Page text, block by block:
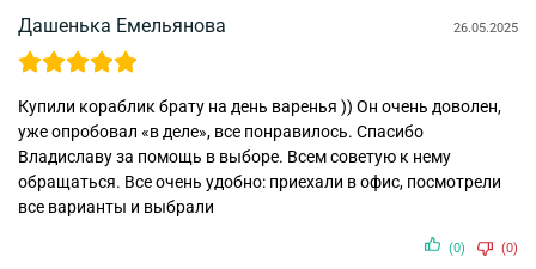
Дашенька Емельянова 26.05.2025
Купили кораблик брату на день варенья )) Он очень доволен,
уже опробовал «в деле», все понравилось. Спасибо
Владиславу за помощь в выборе. Всем советую к нему
обращаться. Все очень удобно: приехали в офис, посмотрели
все варианты и выбрали
(0) (0)